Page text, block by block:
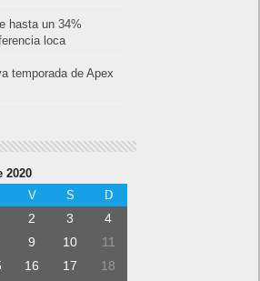
hasta un 34%
loca
temporada de Apex
2020
V S D
2 3
4
9 10
11
16 17
18